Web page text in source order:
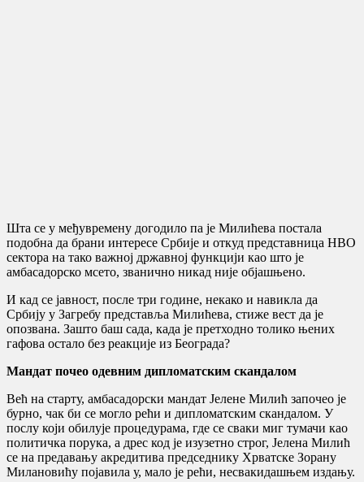
Шта се у међувремену догодило па је Милићева постала
подобна да брани интересе Србије и откуд представница НВО
сектора на тако важној државној функцији као што је
амбасадорско мсето, званично никад није објашњено.
И кад се јавност, после три године, некако и навикла да
Србију у Загребу представља Милићева, стиже вест да је
опозвана. Зашто баш сада, када је претходно толико њених
гафова остало без реакције из Београда?
Мандат почео одевним дипломатским скандалом
Већ на старту, амбасадорски мандат Јелене Милић започео је
бурно, чак би се могло рећи и дипломатским скандалом. У
послу који обилује процедурама, где се сваки миг тумачи као
политичка порука, а дрес код је изузетно строг, Јелена Милић
се на предавању акредитива председнику Хрватске Зорану
Милановићу појавила у, мало је рећи, несвакидашњем издању.